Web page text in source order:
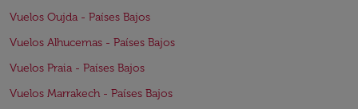
Vuelos Oujda - Países Bajos
Vuelos Alhucemas - Países Bajos
Vuelos Praia - Países Bajos
Vuelos Marrakech - Países Bajos